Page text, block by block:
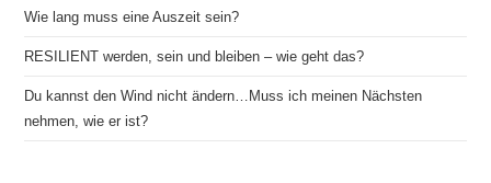
Wie lang muss eine Auszeit sein?
RESILIENT werden, sein und bleiben – wie geht das?
Du kannst den Wind nicht ändern…Muss ich meinen Nächsten
nehmen, wie er ist?